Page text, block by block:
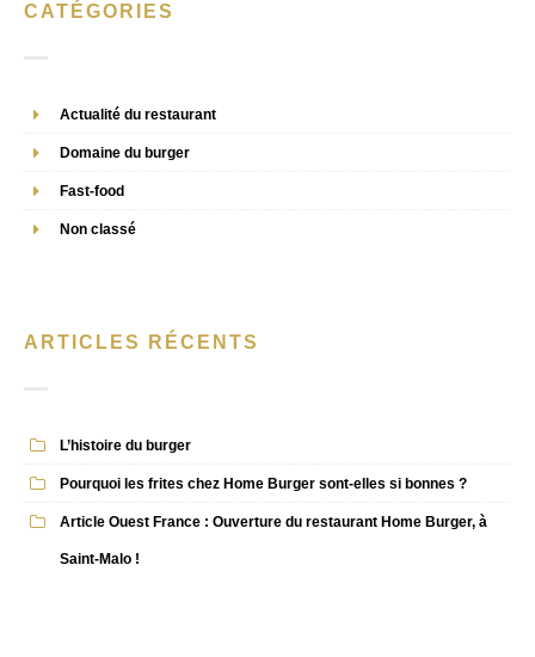
CATÉGORIES
Actualité du restaurant
Domaine du burger
Fast-food
Non classé
ARTICLES RÉCENTS
L’histoire du burger
Pourquoi les frites chez Home Burger sont-elles si bonnes ?
Article Ouest France : Ouverture du restaurant Home Burger, à
Saint-Malo !